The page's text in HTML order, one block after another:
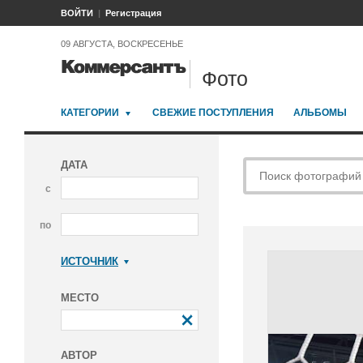
ВОЙТИ Регистрация
09 АВГУСТА, ВОСКРЕСЕНЬЕ
Фото
КАТЕГОРИИ СВЕЖИЕ ПОСТУПЛЕНИЯ АЛЬБОМЫ
ДАТА
с
по
ИСТОЧНИК
МЕСТО
АВТОР